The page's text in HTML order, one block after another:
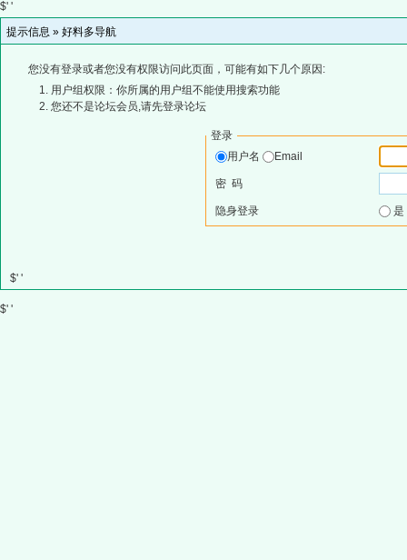
$' '
提示信息 » 好料多导航
您没有登录或者您没有权限访问此页面，可能有如下几个原因:
用户组权限：你所属的用户组不能使用搜索功能
您还不是论坛会员,请先登录论坛
登录
用户名
Email
密 码
隐身登录
$' '
$' '